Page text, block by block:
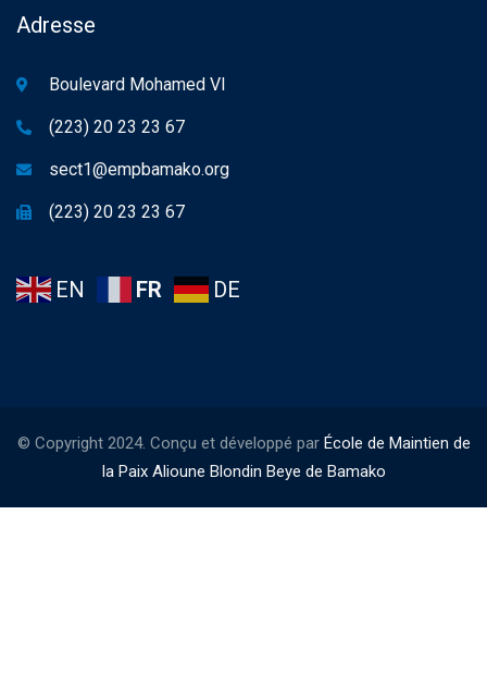
Adresse
Boulevard Mohamed VI
(223) 20 23 23 67
sect1@empbamako.org
(223) 20 23 23 67
EN FR DE
© Copyright 2024. Conçu et développé par École de Maintien de
la Paix Alioune Blondin Beye de Bamako